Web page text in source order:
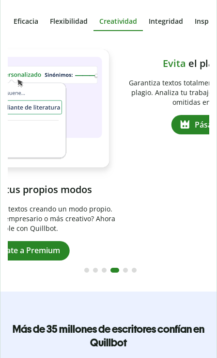
Eficacia Flexibilidad Creatividad Integridad
Evitael plagio accidental
Garantiza textos totalmente originales con el detector de
plagio. Analiza tu trabajo en segundos e identifica citas
Más de 35 millones de escritores confían en
Quillbot